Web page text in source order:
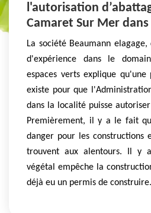
l'autorisation
Camaret Sur Mer dans
La société Beaumann
d'expérience dans le
espaces verts explique
existe pour que
dans la localité puisse
Premièrement, il y a le fait
danger pour les constructions
trouvent aux alentours. Il y
végétal empêche la
déjà eu un permis de construire.